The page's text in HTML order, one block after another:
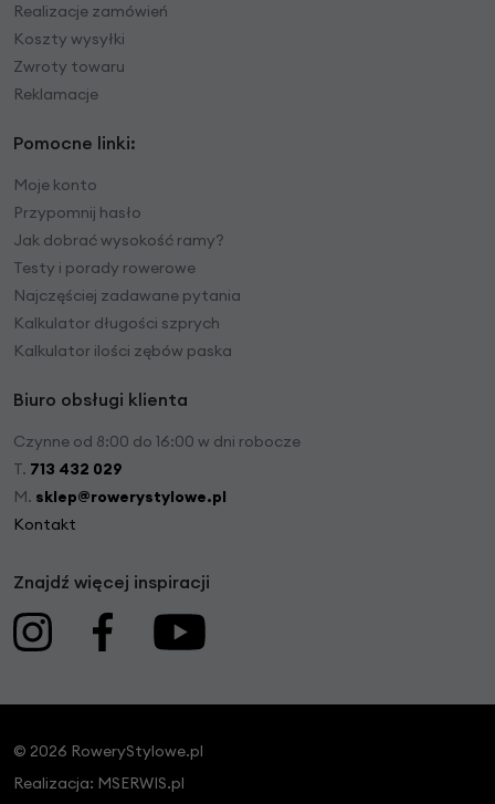
Realizacje zamówień
Koszty wysyłki
Zwroty towaru
Reklamacje
Pomocne linki:
Moje konto
Przypomnij hasło
Jak dobrać wysokość ramy?
Testy i porady rowerowe
Najczęściej zadawane pytania
Kalkulator długości szprych
Kalkulator ilości zębów paska
Biuro obsługi klienta
Czynne od 8:00 do 16:00 w dni robocze
T. 713 432 029
M. sklep@rowerystylowe.pl
Kontakt
Znajdź więcej inspiracji
© 2026 RoweryStylowe.pl
Realizacja: MSERWIS.pl